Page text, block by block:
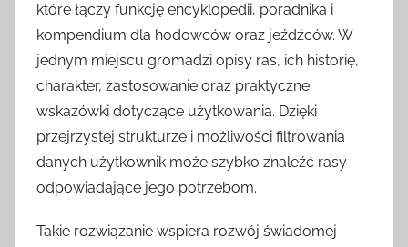
które łączy funkcję encyklopedii, poradnika i
kompendium dla hodowców oraz jeźdźców. W
jednym miejscu gromadzi opisy ras, ich historię,
charakter, zastosowanie oraz praktyczne
wskazówki dotyczące użytkowania. Dzięki
przejrzystej strukturze i możliwości filtrowania
danych użytkownik może szybko znaleźć rasy
odpowiadające jego potrzebom.
Takie rozwiązanie wspiera rozwój świadomej